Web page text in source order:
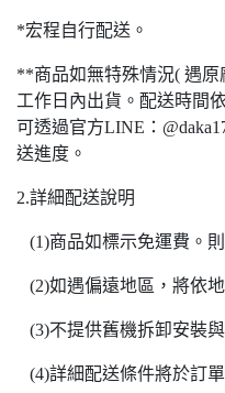
*宏程自行配送。
**商品如無特殊情況( 遇原
工作日內出貨。配送時間
可透過官方LINE：
送進度。
2.詳細配送說明
(1)商品如標示免運費。
(2)如遇偏遠地區，將依
(3)不提供舊機拆卸安裝
(4)詳細配送條件將於訂